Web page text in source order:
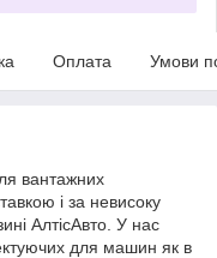
Оплата Умови
вантажних
і за невисоку
АлтісАвто. У нас
для машин як в